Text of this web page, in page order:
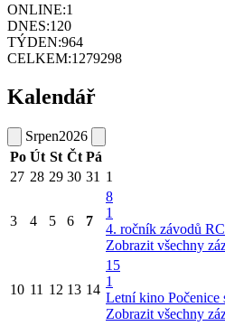
ONLINE:1
DNES:120
TÝDEN:964
CELKEM:1279298
Kalendář
Srpen2026
Po Út St Čt Pá
27 28 29 30 31 1
3 4 5 6 7
8
1
4. ročník závodů
Zobrazit všechny
10 11 12 13 14
15
1
Letní kino Počenice
Zobrazit všechny